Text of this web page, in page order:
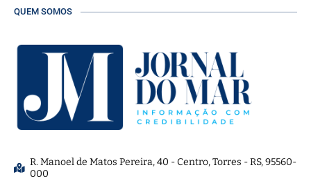
QUEM SOMOS
R. Manoel de Matos Pereira, 40 - Centro, Torres - RS, 95560-
000